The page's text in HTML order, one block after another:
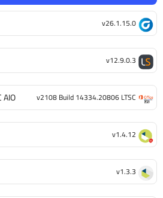
v26.1.15.0
v12.9.0.3
v2108 Build 14334.20806 LTSC
v1.4.12
v1.3.3